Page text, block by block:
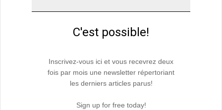
C'est possible!
Inscrivez-vous ici et vous recevrez deux
fois par mois une newsletter répertoriant
les derniers articles parus!
Sign up for free today!